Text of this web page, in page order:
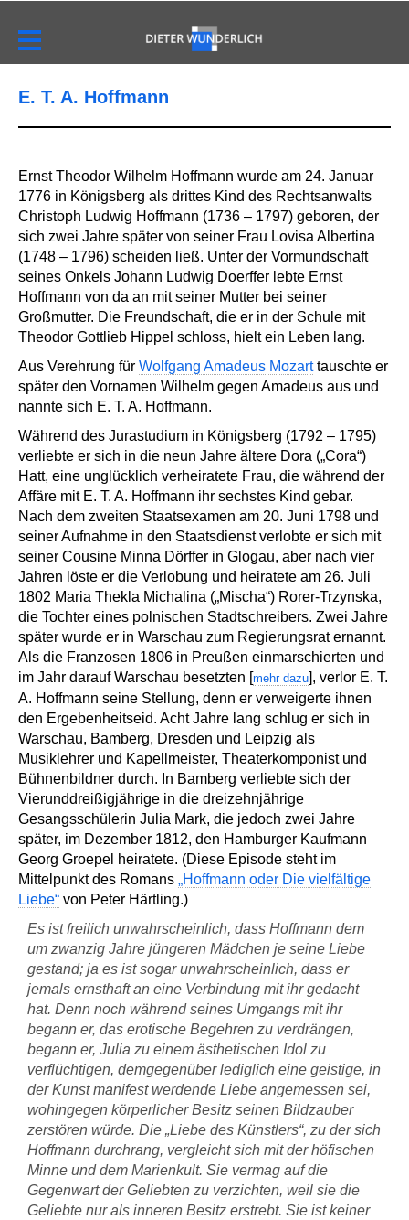
E. T. A. Hoffmann
Ernst Theodor Wilhelm Hoffmann wurde am 24. Januar
1776 in Königsberg als drittes Kind des Rechtsanwalts
Christoph Ludwig Hoffmann (1736 – 1797) geboren, der
sich zwei Jahre später von seiner Frau Lovisa Albertina
(1748 – 1796) scheiden ließ. Unter der Vormundschaft
seines Onkels Johann Ludwig Doerffer lebte Ernst
Hoffmann von da an mit seiner Mutter bei seiner
Großmutter. Die Freundschaft, die er in der Schule mit
Theodor Gottlieb Hippel schloss, hielt ein Leben lang.
Aus Verehrung für Wolfgang Amadeus Mozarttauschte er
später den Vornamen Wilhelm gegen Amadeus aus und
nannte sich E. T. A. Hoffmann.
Während des Jurastudium in Königsberg (1792 – 1795)
verliebte er sich in die neun Jahre ältere Dora („Cora“)
Hatt, eine unglücklich verheiratete Frau, die während der
Affäre mit E. T. A. Hoffmann ihr sechstes Kind gebar.
Nach dem zweiten Staatsexamen am 20. Juni 1798 und
seiner Aufnahme in den Staatsdienst verlobte er sich mit
seiner Cousine Minna Dörffer in Glogau, aber nach vier
Jahren löste er die Verlobung und heiratete am 26. Juli
1802 Maria Thekla Michalina („Mischa“) Rorer-Trzynska,
die Tochter eines polnischen Stadtschreibers. Zwei Jahre
später wurde er in Warschau zum Regierungsrat ernannt.
Als die Franzosen 1806 in Preußen einmarschierten und
im Jahr darauf Warschau besetzten [mehr dazu], verlor E. T.
A. Hoffmann seine Stellung, denn er verweigerte ihnen
den Ergebenheitseid. Acht Jahre lang schlug er sich in
Warschau, Bamberg, Dresden und Leipzig als
Musiklehrer und Kapellmeister, Theaterkomponist und
Bühnenbildner durch. In Bamberg verliebte sich der
Vierunddreißigjährige in die dreizehnjährige
Gesangsschülerin Julia Mark, die jedoch zwei Jahre
später, im Dezember 1812, den Hamburger Kaufmann
Georg Groepel heiratete. (Diese Episode steht im
Mittelpunkt des Romans „Hoffmann oder Die vielfältige
Liebe“ von Peter Härtling.)
Es ist freilich unwahrscheinlich, dass Hoffmann dem
um zwanzig Jahre jüngeren Mädchen je seine Liebe
gestand; ja es ist sogar unwahrscheinlich, dass er
jemals ernsthaft an eine Verbindung mit ihr gedacht
hat. Denn noch während seines Umgangs mit ihr
begann er, das erotische Begehren zu verdrängen,
begann er, Julia zu einem ästhetischen Idol zu
verflüchtigen, demgegenüber lediglich eine geistige, in
der Kunst manifest werdende Liebe angemessen sei,
wohingegen körperlicher Besitz seinen Bildzauber
zerstören würde. Die „Liebe des Künstlers“, zu der sich
Hoffmann durchrang, vergleicht sich mit der höfischen
Minne und dem Marienkult. Sie vermag auf die
Gegenwart der Geliebten zu verzichten, weil sie die
Geliebte nur als inneren Besitz erstrebt. Sie ist keiner